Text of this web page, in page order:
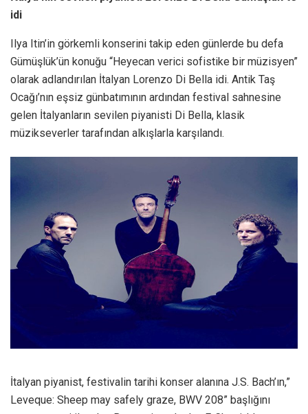
idi
Ilya Itin’in görkemli konserini takip eden günlerde bu defa
Gümüşlük’ün konuğu “Heyecan verici sofistike bir müzisyen”
olarak adlandırılan İtalyan Lorenzo Di Bella idi. Antik Taş
Ocağı’nın eşsiz günbatımının ardından festival sahnesine
gelen İtalyanların sevilen piyanisti Di Bella, klasik
müzikseverler tarafından alkışlarla karşılandı.
İtalyan piyanist, festivalin tarihi konser alanına J.S. Bach’ın,”
Leveque: Sheep may safely graze, BWV 208” başlığını